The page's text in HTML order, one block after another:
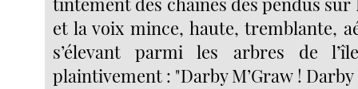
et la voix mince, haute, tremblante,
s’élevant parmi les arbres de
plaintivement : "Darby M’Graw ! Darby